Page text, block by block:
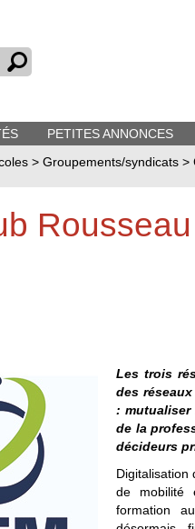
PETITES ANNONCES
> Groupements/syndicats >
Les trois
des
: mutualiser
de la
décideurs
Digitalisation
de mobilité
formation